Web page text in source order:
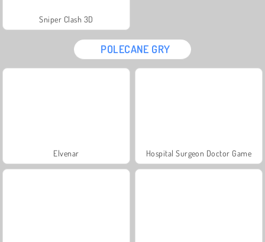
Sniper Clash 3D
POLECANE GRY
Elvenar Hospital Surgeon Doctor Game